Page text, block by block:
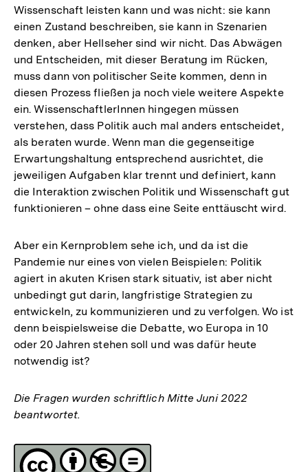
Wissenschaft leisten kann und was nicht: sie kann
einen Zustand beschreiben, sie kann in Szenarien
denken, aber Hellseher sind wir nicht. Das Abwägen
und Entscheiden, mit dieser Beratung im Rücken,
muss dann von politischer Seite kommen, denn in
diesen Prozess fließen ja noch viele weitere Aspekte
ein. WissenschaftlerInnen hingegen müssen
verstehen, dass Politik auch mal anders entscheidet,
als beraten wurde. Wenn man die gegenseitige
Erwartungshaltung entsprechend ausrichtet, die
jeweiligen Aufgaben klar trennt und definiert, kann
die Interaktion zwischen Politik und Wissenschaft gut
funktionieren – ohne dass eine Seite enttäuscht wird.
Aber ein Kernproblem sehe ich, und da ist die
Pandemie nur eines von vielen Beispielen: Politik
agiert in akuten Krisen stark situativ, ist aber nicht
unbedingt gut darin, langfristige Strategien zu
entwickeln, zu kommunizieren und zu verfolgen. Wo ist
denn beispielsweise die Debatte, wo Europa in 10
oder 20 Jahren stehen soll und was dafür heute
notwendig ist?
Die Fragen wurden schriftlich Mitte Juni 2022
beantwortet.
Fussnoten
Lizenz